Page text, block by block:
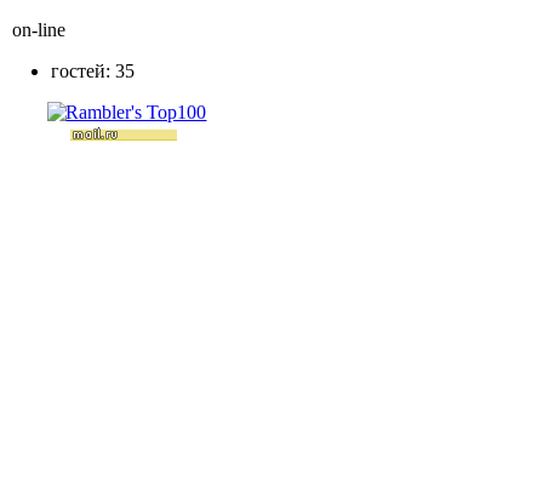
on-line
гостей: 35